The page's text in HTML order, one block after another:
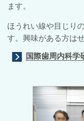
ます。
ほうれい線や目じり
す。興味がある方は
国際歯周内科学